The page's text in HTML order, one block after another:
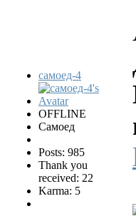
самоед-4
OFFLINE
Самоед
Posts: 985
Thank you
received: 22
Karma: 5